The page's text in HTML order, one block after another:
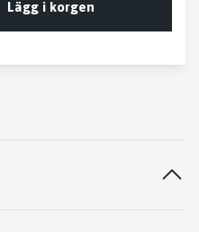
Lägg i korgen